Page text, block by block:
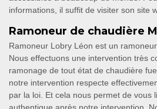
informations, il suffit de visiter son site
Ramoneur de chaudière
Ramoneur Lobry Léon est un
Nous effectuons une intervention très
ramonage de tout état de chaudière
notre intervention respecte
par la loi. Et cela nous permet de vous